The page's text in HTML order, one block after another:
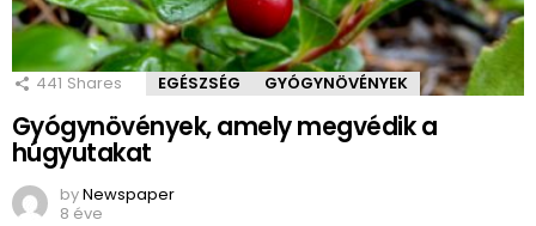
441 Shares EGÉSZSÉG GYÓGYNÖVÉNYEK
Gyógynövények, amely megvédik a
húgyutakat
byNewspaper
8 éve